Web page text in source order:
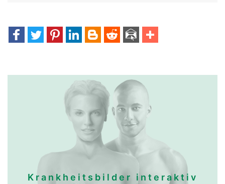
Krankheitsbilder interaktiv